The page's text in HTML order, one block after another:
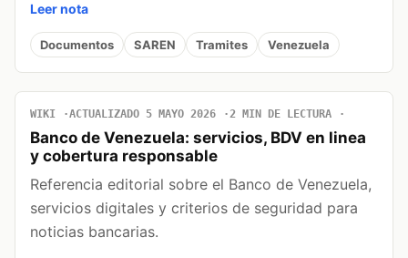
Leer nota
Documentos SAREN Tramites Venezuela
WIKI ACTUALIZADO 5 MAYO 2026 2 MIN DE LECTURA
Banco de Venezuela: servicios, BDV en linea
y cobertura responsable
Referencia editorial sobre el Banco de Venezuela,
servicios digitales y criterios de seguridad para
noticias bancarias.